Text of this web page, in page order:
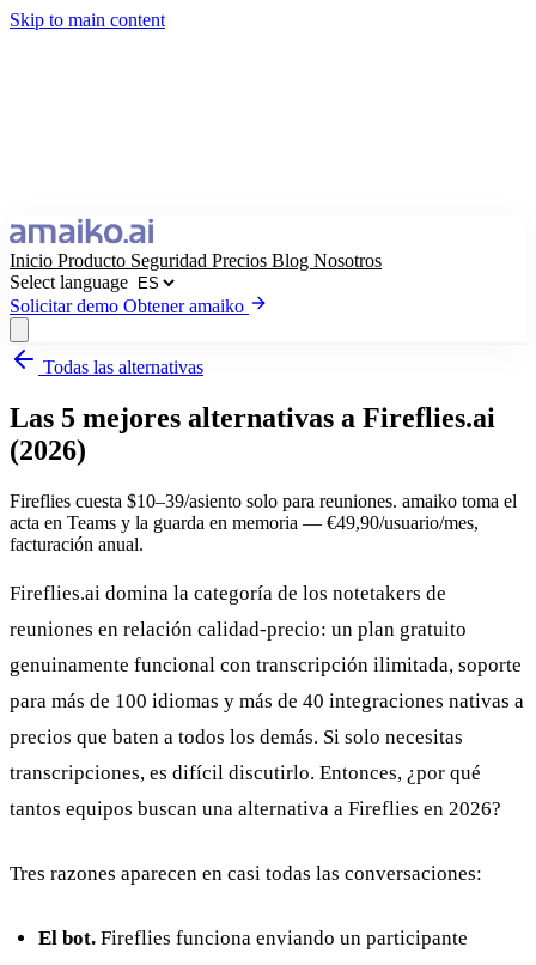
Skip to main content
Inicio Producto Seguridad Precios Blog Nosotros
Select language
Solicitar demo Obtener amaiko
Obtener amaiko Solicitar demo
Select language
Todas las alternativas
Las 5 mejores alternativas a Fireflies.ai
(2026)
Fireflies cuesta $10–39/asiento solo para reuniones. amaiko toma el
acta en Teams y la guarda en memoria — €49,90/usuario/mes,
facturación anual.
Fireflies.ai domina la categoría de los notetakers de
reuniones en relación calidad-precio: un plan gratuito
genuinamente funcional con transcripción ilimitada, soporte
para más de 100 idiomas y más de 40 integraciones nativas a
precios que baten a todos los demás. Si solo necesitas
transcripciones, es difícil discutirlo. Entonces, ¿por qué
tantos equipos buscan una alternativa a Fireflies en 2026?
Tres razones aparecen en casi todas las conversaciones:
El bot. Fireflies funciona enviando un participante